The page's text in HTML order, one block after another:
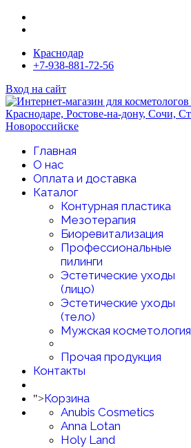
Краснодар
+7-938-881-72-56
Вход на сайт
Главная
О нас
Оплата и доставка
Каталог
Контурная пластика
Мезотерапия
Биоревитализация
Профессиональные
пилинги
Эстетические уходы
(лицо)
Эстетические уходы
(тело)
Мужская косметология
Прочая продукция
Контакты
">Корзина
Anubis Cosmetics
Anna Lotan
Holy Land